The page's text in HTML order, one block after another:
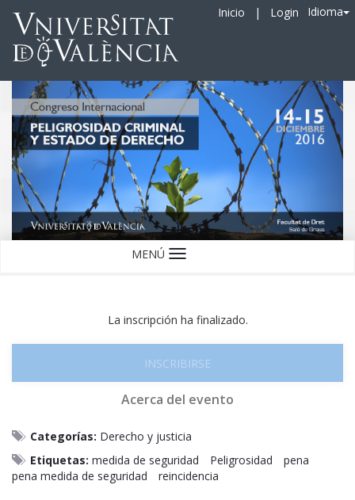
Inicio | Login Idioma
MENÚ Idioma
La inscripción ha finalizado.
INSCRIBIRSE
Acerca del evento
Categorías: Derecho y justicia
Etiquetas: medida de seguridad Peligrosidad
pena
pena medida de seguridad
reincidencia